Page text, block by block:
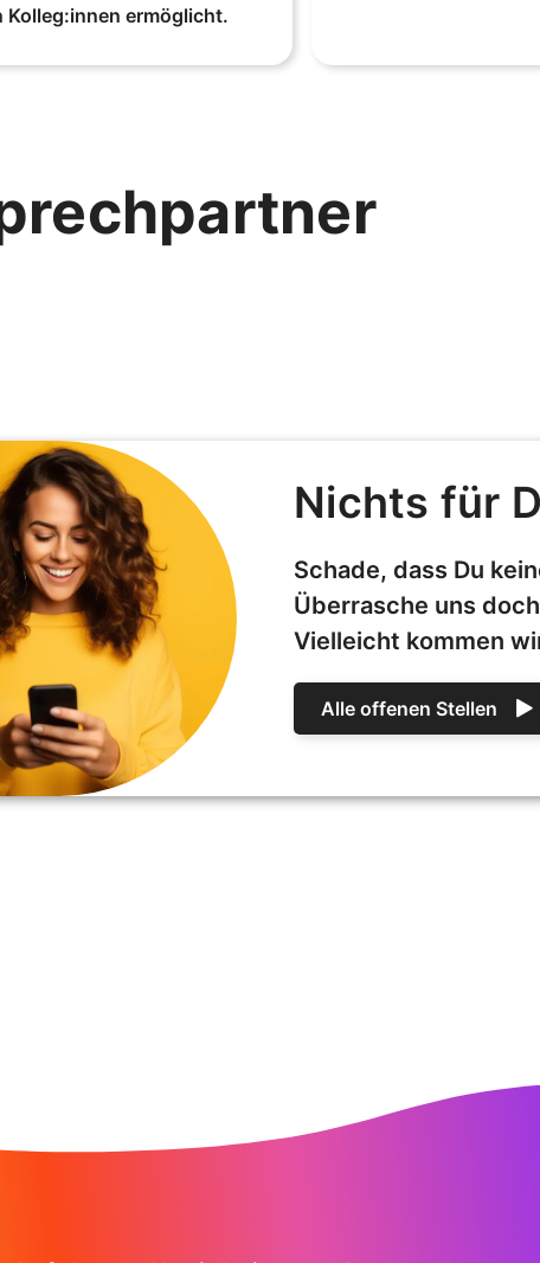
Kolleg:innen ermöglicht.
Nichts für
Schade, dass Du
Überrasche uns
Vielleicht kommen
Alle offenen Stellen